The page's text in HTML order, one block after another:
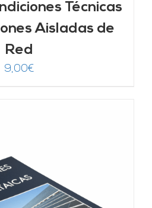
Técnicas
Aisladas de
Red
9,00€